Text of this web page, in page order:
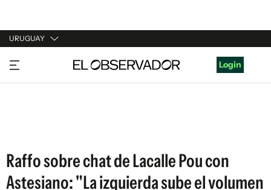
URUGUAY
URUGUAY
ARGENTINA
Login
Raffo sobre chat de Lacalle Pou con
Astesiano: "La izquierda sube el volumen